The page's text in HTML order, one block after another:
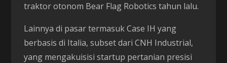
traktor otonom Bear Flag Robotics tahun lalu.
Lainnya di pasar termasuk Case IH yang
berbasis di Italia, subset dari CNH Industrial,
yang mengakuisisi startup pertanian presisi